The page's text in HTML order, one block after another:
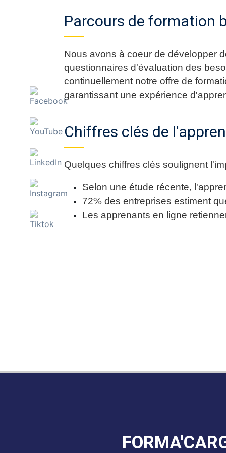
Parcours de formation
Nous avons à coeur de développer
questionnaires d'évaluation des
continuellement notre offre de
garantissant une expérience
Chiffres clés de
Quelques chiffres clés soulignent
Selon une étude récente,
72% des entreprises estiment
Les apprenants en ligne